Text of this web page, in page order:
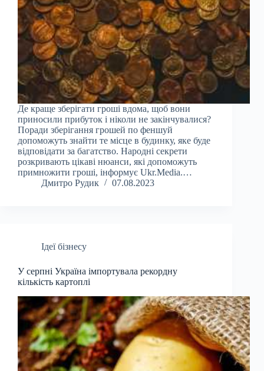
Де краще зберігати гроші вдома, щоб вони
приносили прибуток і ніколи не закінчувалися?
Поради зберігання грошей по феншуй
допоможуть знайти те місце в будинку, яке буде
відповідати за багатство. Народні секрети
розкривають цікаві нюанси, які допоможуть
примножити гроші, інформує Ukr.Media.…
Дмитро Рудик
07.08.2023
Ідеї бізнесу
У серпні Україна імпортувала рекордну
кількість картоплі